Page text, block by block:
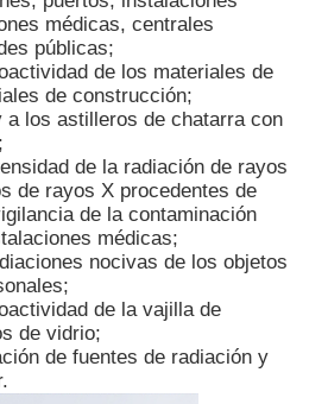
x
de la radiación nuclear
atmosféricos
médicas, centrales
públicas;
de los materiales de
de construcción;
los astilleros de chatarra con
de la radiación de rayos
de rayos X procedentes de
de la contaminación
médicas;
nocivas de los objetos
de la vajilla de
de vidrio;
de fuentes de radiación y